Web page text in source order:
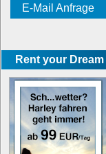
E-Mail Anfrage
Rent your Dream